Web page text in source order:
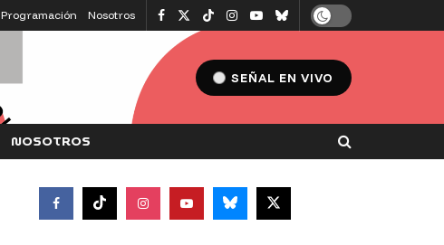
Programación Nosotros
SEÑAL EN VIVO
NOSOTROS